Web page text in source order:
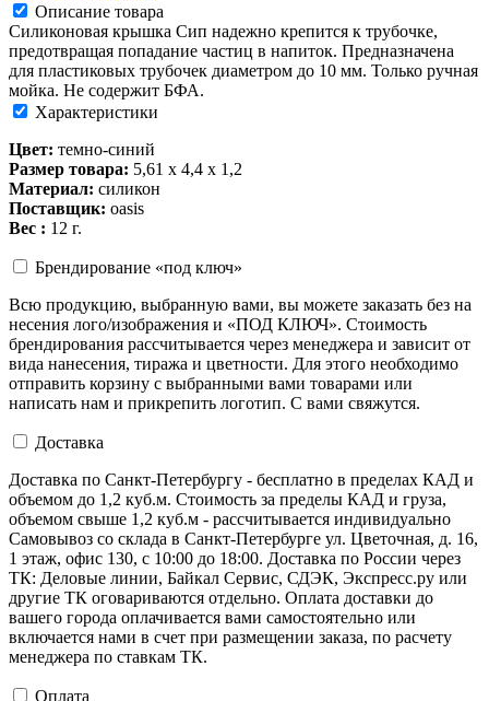
Описание товара
Силиконовая крышка Сип надежно крепится к трубочке,
предотвращая попадание частиц в напиток. Предназначена
для пластиковых трубочек диаметром до 10 мм. Только ручная
мойка. Не содержит БФА.
Характеристики
Цвет: темно-синий
Размер товара: 5,61 x 4,4 х 1,2
Материал: силикон
Поставщик: oasis
Вес : 12 г.
Брендирование «под ключ»
Всю продукцию, выбранную вами, вы можете заказать без на
несения лого/изображения и «ПОД КЛЮЧ». Стоимость
брендирования рассчитывается через менеджера и зависит от
вида нанесения, тиража и цветности. Для этого необходимо
отправить корзину с выбранными вами товарами или
написать нам и прикрепить логотип. С вами свяжутся.
Доставка
Доставка по Санкт-Петербургу - бесплатно в пределах КАД и
объемом до 1,2 куб.м. Стоимость за пределы КАД и груза,
объемом свыше 1,2 куб.м - рассчитывается индивидуально
Самовывоз со склада в Санкт-Петербурге ул. Цветочная, д. 16,
1 этаж, офис 130, с 10:00 до 18:00. Доставка по России через
ТК: Деловые линии, Байкал Сервис, СДЭК, Экспресс.ру или
другие ТК оговариваются отдельно. Оплата доставки до
вашего города оплачивается вами самостоятельно или
включается нами в счет при размещении заказа, по расчету
менеджера по ставкам ТК.
Оплата